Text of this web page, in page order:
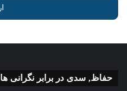
حفاظ, سدی در برابر نگرانی ها